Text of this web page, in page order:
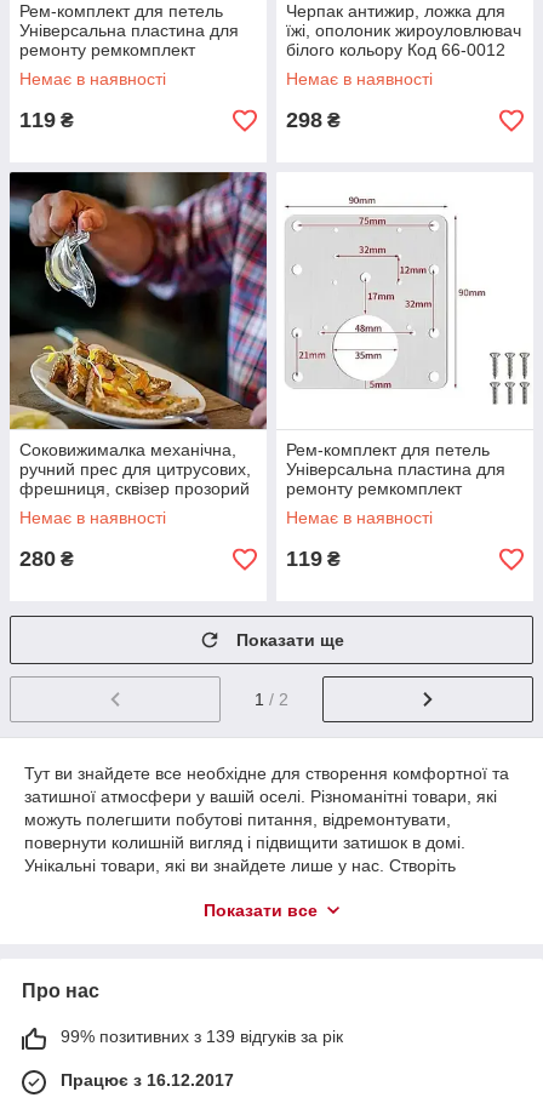
Рем-комплект для петель
Універсальна пластина для
ремонту ремкомплект
кріплень шаф, полиць,
дверцят Код60-0024
Немає в наявності
119 ₴
Черпак антижир, ложка для
їжі, ополоник жироуловлювач
білого кольору Код 66-0012
Немає в наявності
298 ₴
Соковижималка механічна,
ручний прес для цитрусових,
фрешниця, сквізер прозорий
Код 68-0044
Немає в наявності
280 ₴
Рем-комплект для петель
Універсальна пластина для
ремонту ремкомплект
кріплень шаф, полиць,
дверцят Код60-0021
Немає в наявності
119 ₴
Показати ще
1 / 2
Тут ви знайдете все необхідне для створення комфортної та
затишної атмосфери у вашій оселі. Різноманітні товари, які
можуть полегшити побутові питання, відремонтувати,
повернути колишній вигляд і підвищити затишок в домі.
Унікальні товари, які ви знайдете лише у нас. Створіть
Показати все
Про нас
99% позитивних з 139 відгуків за рік
Працює з 16.12.2017